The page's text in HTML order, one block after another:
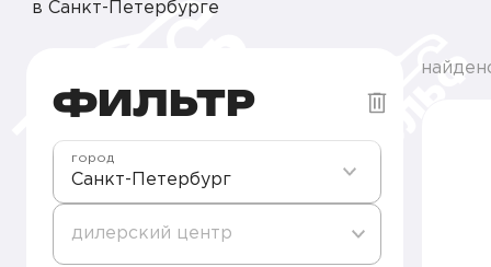
в Санкт-Петербурге
ФИЛЬТР
Санкт-Петербург
город
дилерский центр